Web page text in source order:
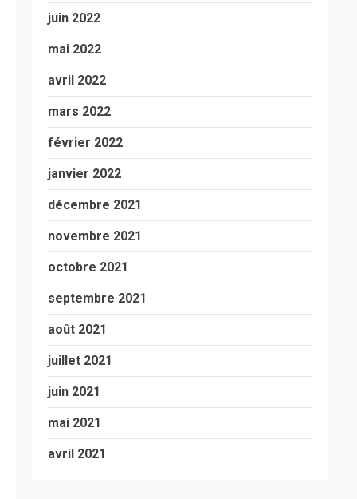
juin 2022
mai 2022
avril 2022
mars 2022
février 2022
janvier 2022
décembre 2021
novembre 2021
octobre 2021
septembre 2021
août 2021
juillet 2021
juin 2021
mai 2021
avril 2021